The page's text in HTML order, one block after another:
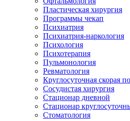
Пластическая хирургия
Программы чекап
Психиатрия
Психиатрия-наркология
Психология
Психотерапия
Пульмонология
Ревматология
Круглосуточная скорая
Сосудистая хирургия
Стационар дневной
Стационар
Стоматология